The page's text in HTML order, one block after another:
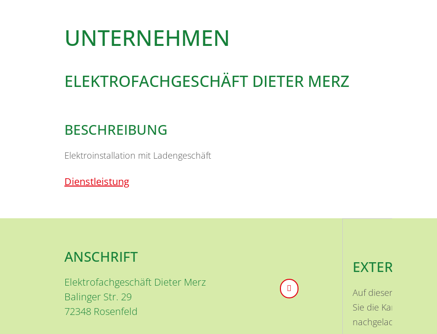
UNTERNEHMEN
ELEKTROFACHGESCHÄFT DIETER MERZ
BESCHREIBUNG
Elektroinstallation mit Ladengeschäft
Dienstleistung
ANSCHRIFT
Elektrofachgeschäft Dieter Merz
Balinger Str. 29
72348 Rosenfeld
EXTERNE
Auf dieser Seite ist
Sie die Karte
nachgeladen.